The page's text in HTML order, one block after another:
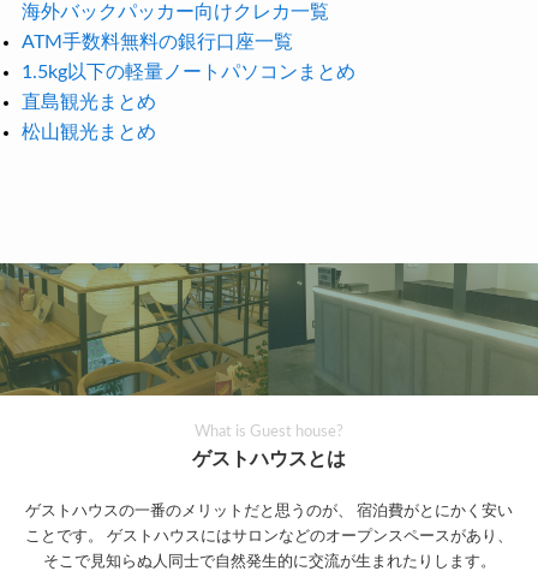
海外バックパッカー向けクレカ一覧
ATM手数料無料の銀行口座一覧
1.5kg以下の軽量ノートパソコンまとめ
直島観光まとめ
松山観光まとめ
What is Guest house?
ゲストハウスとは
ゲストハウスの一番のメリットだと思うのが、
宿泊費がとにかく安い
ことです。
ゲストハウスにはサロンなどのオープンスペースがあり、
そこで見知らぬ人同士で自然発生的に交流が生まれたりします。